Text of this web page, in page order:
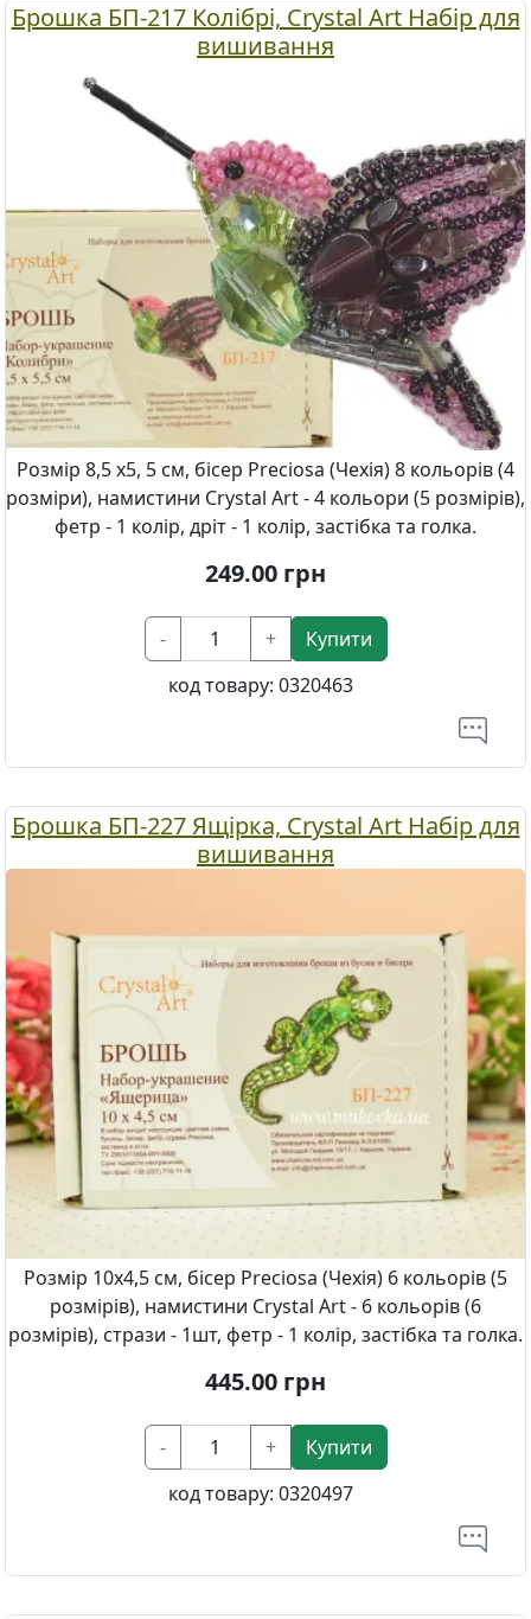
Брошка БП-217 Колібрі, Crystal Art Набір для
вишивання
Розмір 8,5 х5, 5 см, бісер Preciosa (Чехія) 8 кольорів (4
розміри), намистини Crystal Art - 4 кольори (5 розмірів),
фетр - 1 колір, дріт - 1 колір, застібка та голка.
249.00 грн
- +
Купити
код товару: 0320463
Брошка БП-227 Ящірка, Crystal Art Набір для
вишивання
Розмір 10х4,5 см, бісер Preciosa (Чехія) 6 кольорів (5
розмірів), намистини Crystal Art - 6 кольорів (6
розмірів), стрази - 1шт, фетр - 1 колір, застібка та голка.
445.00 грн
- +
Купити
код товару: 0320497